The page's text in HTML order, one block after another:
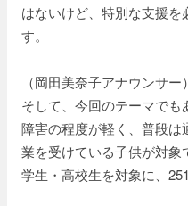
はないけど、特別な支援
す。
（岡田美奈子アナウンサー）
そして、今回のテーマでも
障害の程度が軽く、普段
業を受けている子供が対象
学生・高校生を対象に、